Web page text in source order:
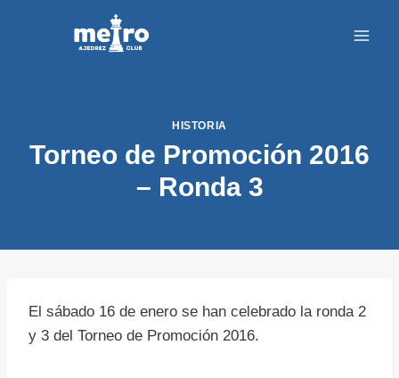
HISTORIA
Torneo de Promoción 2016
– Ronda 3
El sábado 16 de enero se han celebrado la ronda 2
y 3 del Torneo de Promoción 2016.